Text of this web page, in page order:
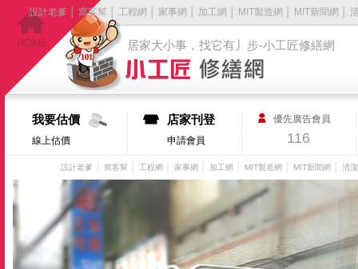
居家大小事，找它有丿步-小工匠修繕網
設計老爹 窩客幫 工程網 家事網 加工網 MIT製造網 MIT新聞網
我要估價
線上估價
店家刊登
申請會員
優先廣告會員
116
設計老爹 窩客幫 工程網 家事網 加工網 MIT製造網 MIT新聞網 清